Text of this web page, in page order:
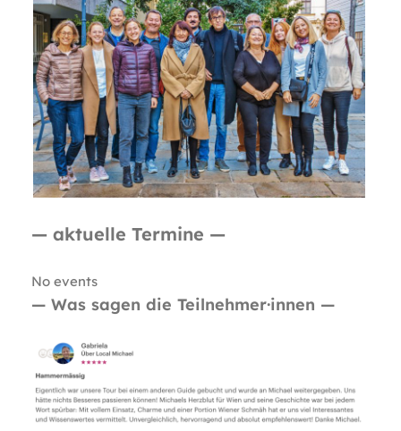
— aktuelle Termine —
No events
— Was sagen die Teilnehmer·innen —